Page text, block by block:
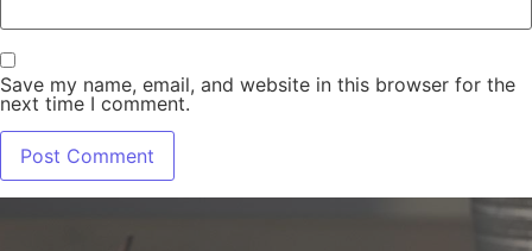
Save my name, email, and website in this browser for the
next time I comment.